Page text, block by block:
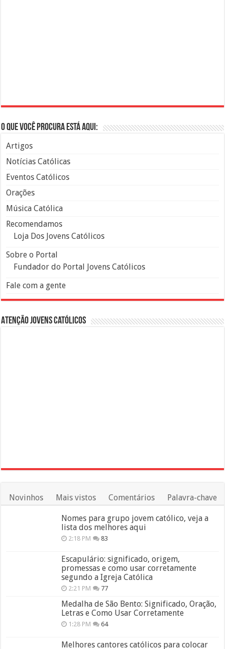
O que você procura está aqui:
Artigos
Notícias Católicas
Eventos Católicos
Orações
Música Católica
Recomendamos
Loja Dos Jovens Católicos
Sobre o Portal
Fundador do Portal Jovens Católicos
Fale com a gente
Atenção Jovens Católicos
Novinhos Mais vistos Comentários Palavra-chave
Nomes para grupo jovem católico, veja a
lista dos melhores aqui
2:18 PM 83
Escapulário: significado, origem,
promessas e como usar corretamente
segundo a Igreja Católica
2:21 PM 77
Medalha de São Bento: Significado, Oração,
Letras e Como Usar Corretamente
1:28 PM 64
Melhores cantores católicos para colocar